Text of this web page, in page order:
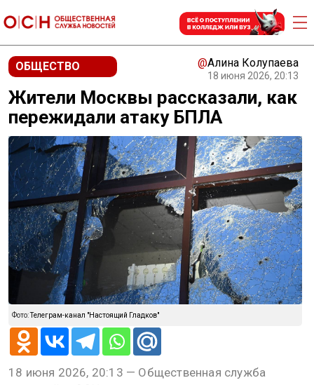
ОБЩЕСТВО @Алина Колупаева
18 июня 2026, 20:13
Жители Москвы рассказали, как
пережидали атаку БПЛА
Фото:Телеграм-канал "Настоящий Гладков"
18 июня 2026, 20:13 — Общественная служба